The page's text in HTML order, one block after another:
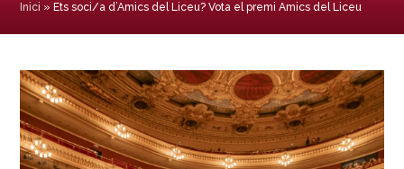
Inici » Ets soci/a d’Amics del Liceu? Vota el premi Amics del Liceu